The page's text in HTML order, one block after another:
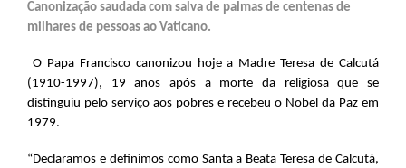
Canonização saudada com salva de palmas de centenas de
milhares de pessoas ao Vaticano.
O Papa Francisco canonizou hoje a Madre Teresa de Calcutá
(1910-1997), 19 anos após a morte da religiosa que se
distinguiu pelo serviço aos pobres e recebeu o Nobel da Paz em
1979.
“Declaramos e definimos como Santa a Beata Teresa de Calcutá,